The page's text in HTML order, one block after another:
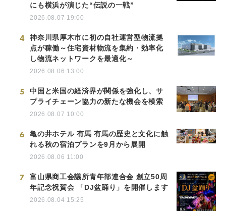
にも横浜が演じた“伝説の一戦”
2026.08.07 19:00
4
神奈川県厚木市に初の自社運営型物流拠
点が稼働～住宅資材物流を集約・効率化
し物流ネットワークを最適化～
2026.08.06 13:00
5
中国と米国の経済界が関係を強化し、サ
プライチェーン協力の新たな機会を模索
2026.08.07 10:00
6
亀の井ホテル 有馬 有馬の歴史と文化に触
れる秋の宿泊プランを9月から展開
2026.08.06 11:00
7
富山県商工会議所青年部連合会 創立50周
年記念祝賀会 「DJ盆踊り」を開催します
2026.08.04 15:25